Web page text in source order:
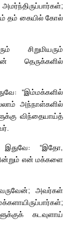
தம் கையில் கோல்
சிறுமியரும்
தெருக்களில்
“இம்மக்களில்
அந்நாள்களில்
விந்தையாய்த்
“இதோ,
என் மக்களை
அவர்கள்
கடவுளாய்